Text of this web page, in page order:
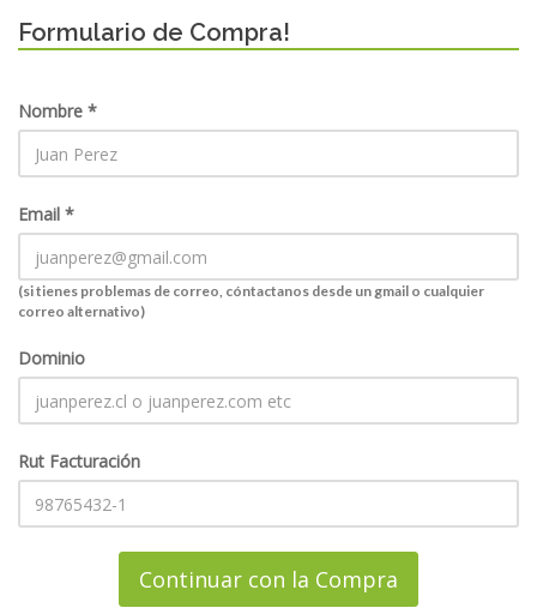
Aviso de pago
Solicitar factura
Renovar Plan
Soporte
Formulario de Compra!
Nombre *
Email *
(si tienes problemas de correo, cóntactanos desde un gmail o cualquier
correo alternativo)
Dominio
Rut Facturación